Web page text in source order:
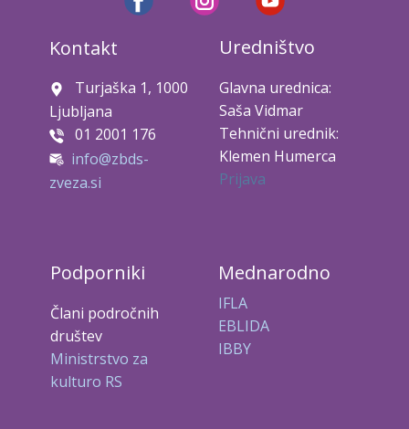
Kontakt
Turjaška 1, 1000
Ljubljana
01 2001 176
info@zbds-
zveza.si
Uredništvo
Glavna urednica:
Saša Vidmar
Tehnični urednik:
Klemen Humerca
Prijava
Podporniki
Člani področnih
društev
Ministrstvo za
kulturo RS
Mednarodno
IFLA
EBLIDA
IBBY